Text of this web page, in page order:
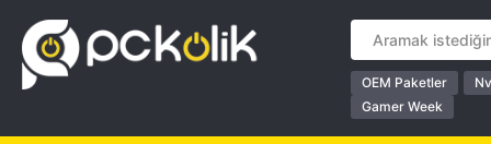
OEM Paketler
Gamer Week